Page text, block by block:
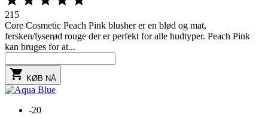
215
Core Cosmetic Peach Pink blusher er en blød og mat,
fersken/lyserød rouge der er perfekt for alle hudtyper. Peach Pink
kan bruges for at...
 KØB NÅ
-20